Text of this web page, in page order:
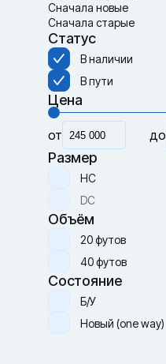
Сначала новые
Сначала старые
Статус
В наличии
В пути
Цена
от до
Размер
HC
DC
Объём
20 футов
40 футов
Состояние
Б/У
Новый (one way)